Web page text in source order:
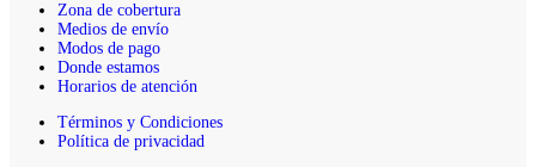
Zona de cobertura
Medios de envío
Modos de pago
Donde estamos
Horarios de atención
Términos y Condiciones
Política de privacidad